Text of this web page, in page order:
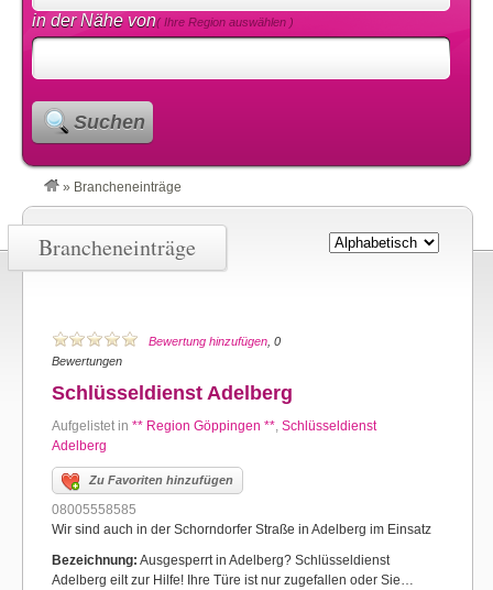
in der Nähe von( Ihre Region auswählen )
Suchen
» Brancheneinträge
Brancheneinträge
Bewertung hinzufügen , 0
Bewertungen
Schlüsseldienst Adelberg
Aufgelistet in ** Region Göppingen **, Schlüsseldienst
Adelberg
Zu Favoriten hinzufügen
08005558585
Wir sind auch in der Schorndorfer Straße in Adelberg im Einsatz
Bezeichnung: Ausgesperrt in Adelberg? Schlüsseldienst
Adelberg eilt zur Hilfe! Ihre Türe ist nur zugefallen oder Sie…